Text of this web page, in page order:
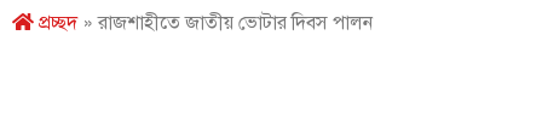
প্রচ্ছদ» রাজশাহীতে জাতীয় ভোটার দিবস পালন